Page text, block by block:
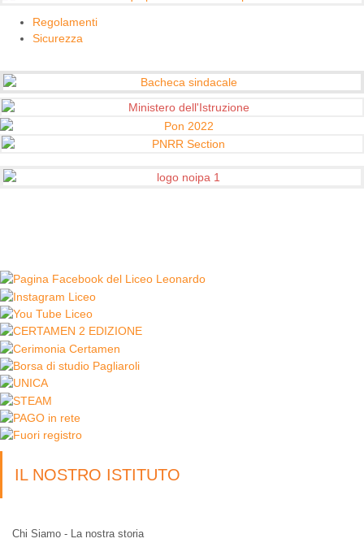
IL NOSTRO ISTITUTO
Chi Siamo - La nostra storia
Regolamenti
Sicurezza